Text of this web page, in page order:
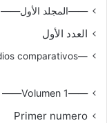
——المجلد الأول——
العدد الأول
—Rama de la Revista Al-Mayadeen para estudios comparativos
——Volumen 1——
Primer numero